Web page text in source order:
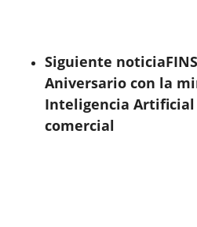
Siguiente noticia
Aniversario con la
Inteligencia Artificial
comercial